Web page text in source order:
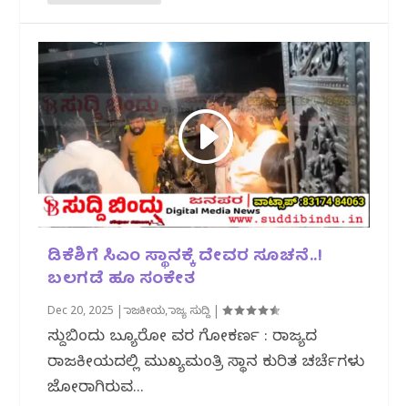
ಡಿಕೆಶಿಗೆ ಸಿಎಂ ಸ್ಥಾನಕ್ಕೆ ದೇವರ ಸೂಚನೆ..!
ಬಲಗಡೆ ಹೂ ಸಂಕೇತ
Dec 20, 2025 |ರಾಜಕೀಯ,ರಾಜ್ಯ ಸುದ್ದಿ|
ಸುದ್ದಿಬಿಂದು ಬ್ಯೂರೋ ವರದಿ ಗೋಕರ್ಣ : ರಾಜ್ಯದ
ರಾಜಕೀಯದಲ್ಲಿ ಮುಖ್ಯಮಂತ್ರಿ ಸ್ಥಾನ ಕುರಿತ ಚರ್ಚೆಗಳು
ಜೋರಾಗಿರುವ...